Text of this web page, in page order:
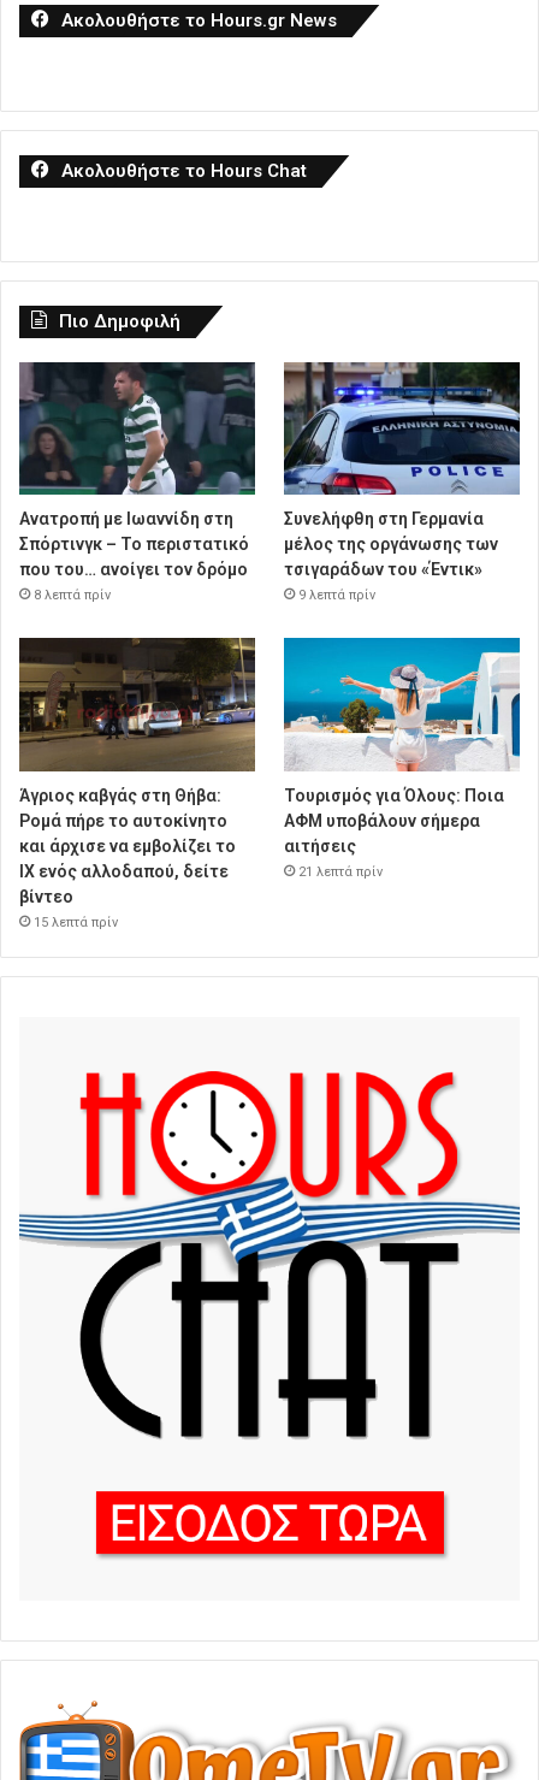
Ακολουθήστε το Hours.gr News
Ακολουθήστε το Hours Chat
Πιο Δημοφιλή
Ανατροπή με Ιωαννίδη στη
Σπόρτινγκ – Το περιστατικό
που του… ανοίγει τον δρόμο
8 λεπτά πρίν
Συνελήφθη στη Γερμανία
μέλος της οργάνωσης των
τσιγαράδων του «Έντικ»
9 λεπτά πρίν
Άγριος καβγάς στη Θήβα:
Ρομά πήρε το αυτοκίνητο
και άρχισε να εμβολίζει το
ΙΧ ενός αλλοδαπού, δείτε
βίντεο
15 λεπτά πρίν
Τουρισμός για Όλους: Ποια
ΑΦΜ υποβάλουν σήμερα
αιτήσεις
21 λεπτά πρίν